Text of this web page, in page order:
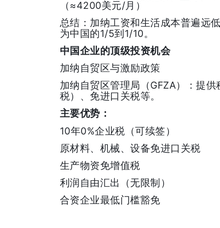
（≈4200美元/月）
总结：加纳工资和生活成本普遍远
为中国的1/5到 1/10。
中国企业的顶级投资机会
加纳自贸区与激励政策
加纳自贸区管理局（GFZA）：提供
税）、免进口关税等。
主要优势：
10年0%企业税（可续签）
原材料、机械、设备免进口关税
生产物资免增值税
利润自由汇出（无限制）
合资企业最低门槛豁免